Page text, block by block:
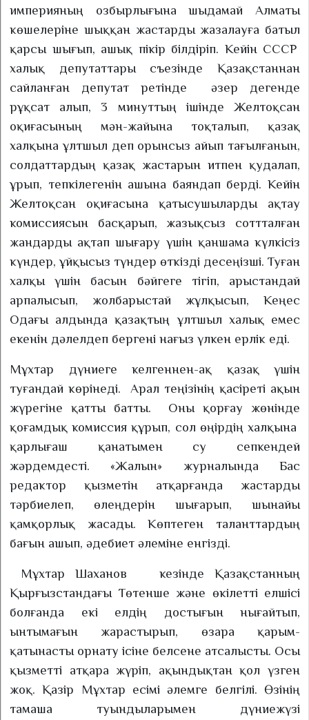
империяның озбырлығына шыдамай Алматы
көшелеріне шыққан жастарды жазалауға батыл
қарсы шығып, ашық пікір білдіріп. Кейін СССР
халық депутаттары съезінде Қазақстаннан
сайланған депутат ретінде
әзер дегенде
рұқсат алып, 3 минуттың ішінде Желтоқсан
оқиғасының мән-жайына тоқталып, қазақ
халқына ұлтшыл деп орынсыз айып тағылғанын,
солдаттардың қазақ жастарын итпен қудалап,
ұрып, тепкілегенін ашына баяндап берді. Кейін
Желтоқсан оқиғасына қатысушыларды ақтау
комиссиясын басқарып, жазықсыз соттталған
жандарды ақтап шығару үшін қаншама күлкісіз
күндер, ұйқысыз түндер өткізді десеңізші. Туған
халқы үшін басын бәйгеге тігіп, арыстандай
арпалысып, жолбарыстай жұлқысып, Кеңес
Одағы алдында қазақтың ұлтшыл халық емес
екенін дәлелдеп бергені нағыз үлкен ерлік еді.
Мұхтар дүниеге келгеннен-ақ қазақ үшін
туғандай көрінеді.
Арал теңізінің қасіреті ақын
жүрегіне қатты батты.
Оны қорғау жөнінде
қоғамдық комиссия құрып, сол өңірдің халқына
қарлығаш қанатымен су сепкендей
жәрдемдесті. «Жалын» журналында Бас
редактор қызметін атқарғанда жастарды
тәрбиелеп, өлеңдерін шығарып, шынайы
қамқорлық жасады. Көптеген таланттардың
бағын ашып, әдебиет әлеміне енгізді.
Мұхтар Шаханов
кезінде Қазақстанның
Қырғызстандағы Төтенше және өкілетті елшісі
болғанда екі елдің достығын нығайтып,
ынтымағын жарастырып, өзара қарым-
қатынасты орнату ісіне белсене атсалысты. Осы
қызметті атқара жүріп, ақындықтан қол үзген
жоқ. Қазір Мұхтар есімі әлемге белгілі. Өзінің
тамаша туындыларымен дүниежүзі